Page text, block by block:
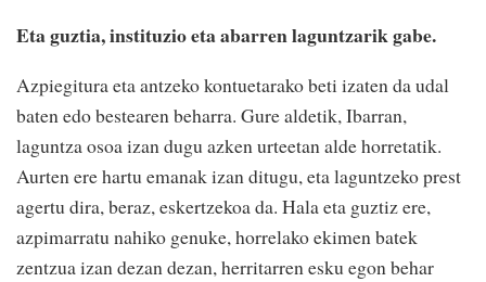
Eta guztia, instituzio eta abarren laguntzarik gabe.
Azpiegitura eta antzeko kontuetarako beti izaten da udal
baten edo bestearen beharra. Gure aldetik, Ibarran,
laguntza osoa izan dugu azken urteetan alde horretatik.
Aurten ere hartu emanak izan ditugu, eta laguntzeko prest
agertu dira, beraz, eskertzekoa da. Hala eta guztiz ere,
azpimarratu nahiko genuke, horrelako ekimen batek
zentzua izan dezan dezan, herritarren esku egon behar